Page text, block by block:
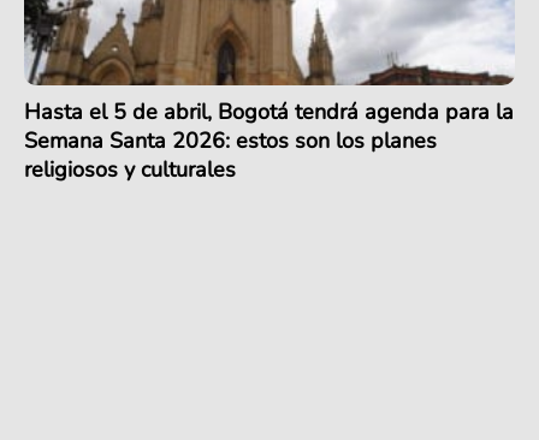
Hasta el 5 de abril, Bogotá tendrá agenda para la
Semana Santa 2026: estos son los planes
religiosos y culturales